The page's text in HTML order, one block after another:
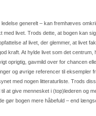
generelt – kan fremhæves
livet. Trods dette, at bogen kan
af livet, der glemmer, at livet
kraft. At hylde livet som det centrum,
oprigtig, gavmild over for chancen
og øvrige referencer til eksempler
med nogen litteraturliste. Trods
at give mennesket i (top)lederen og
gør bogen mere håbefuld – end